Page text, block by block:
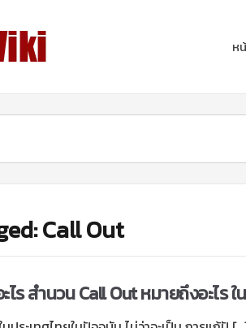
ห
Call Out
ไร สำนวน Call Out หมายถึงอะไร